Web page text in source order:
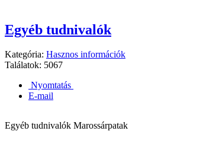
Egyéb tudnivalók
Kategória: Hasznos információk
Találatok: 5067
Nyomtatás
E-mail
Egyéb tudnivalók Marossárpatak